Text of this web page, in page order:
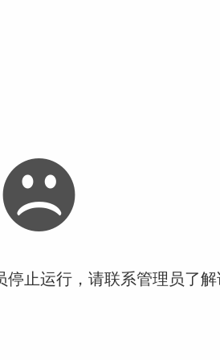
停止运行，请联系管理员了